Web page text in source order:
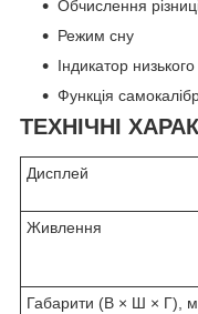
Обчислення
Режим сну
Індикатор
Функція
ТЕХНІЧНІ
Дисплей
Живлення
Габарити (В × Ш × Г),